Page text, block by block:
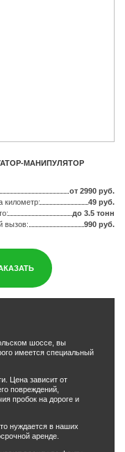
МАНИПУЛЯТОР
от 2990 руб.
километр:
49 руб.
до 3.5 тонн
вызов:
990 руб.
шоссе, вы
имеется специальный
Цена зависит от
повреждений,
пробок на дороге и
нуждается в наших
аренде.